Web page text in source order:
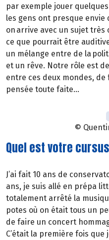
par exemple jouer
les gens ont presque envie
on arrive avec un sujet très
ce que pourrait être
un mélange entre de la
et un rêve. Notre rôle est
entre ces deux mondes,
pensée toute faite…
©
Quel est votre
J’ai fait 10 ans de
ans, je suis allé en prépa
totalement arrêté la
potes où on était tous un
de faire un concert
C’était la première fois